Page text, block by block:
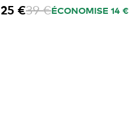
25 €39 €ÉCONOMISE 14 €